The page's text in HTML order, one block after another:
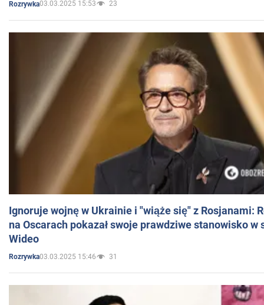
Rozrywka03.03.2025 15:53 23
Ignoruje wojnę w Ukrainie i "wiąże się" z Rosjanami:
na Oscarach pokazał swoje prawdziwe stanowisko w
Wideo
Rozrywka03.03.2025 15:46 31